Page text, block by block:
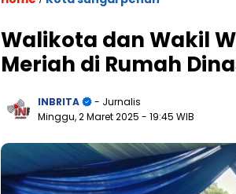
Walikota dan Wakil
Meriah di Rumah
INBRITA
- Jurnalis
Minggu, 2 Maret 2025 - 19:45 WIB